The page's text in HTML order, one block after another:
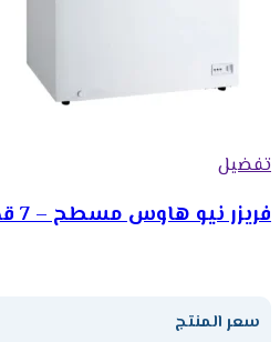
تفضيل
فريزر نيو هاوس مسطح – 7 قدم – أبيض 200 – L
سعر المنتج